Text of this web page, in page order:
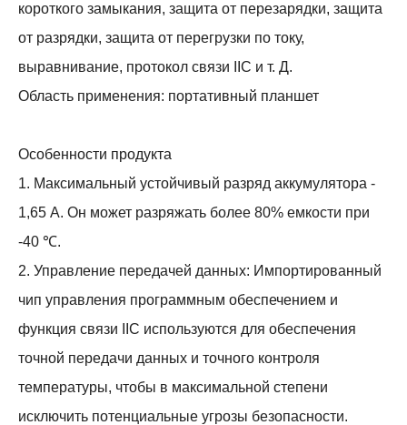
короткого замыкания, защита от перезарядки, защита
от разрядки, защита от перегрузки по току,
выравнивание, протокол связи IIC и т. Д.
Область применения: портативный планшет
Особенности продукта
1. Максимальный устойчивый разряд аккумулятора -
1,65 А. Он может разряжать более 80% емкости при
-40 ℃.
2. Управление передачей данных: Импортированный
чип управления программным обеспечением и
функция связи IIC используются для обеспечения
точной передачи данных и точного контроля
температуры, чтобы в максимальной степени
исключить потенциальные угрозы безопасности.